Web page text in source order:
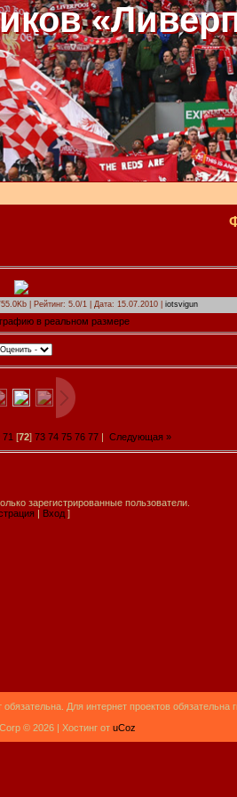
| Рейтинг: 5.0/1 | Дата: 15.07.2010 | iotsvigun
в реальном размере
71 [72] 73 74 75 76 77 Следующая »
зарегистрированные пользователи.
| Вход ]
Для интернет проектов обязательна
© 2026 | Хостинг от uCoz